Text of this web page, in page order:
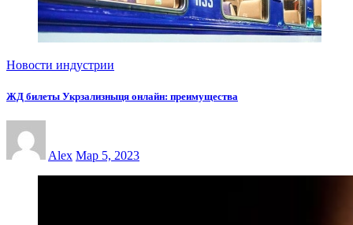
Новости индустрии
ЖД билеты Укрзализныця онлайн: преимущества
Alex Мар 5, 2023